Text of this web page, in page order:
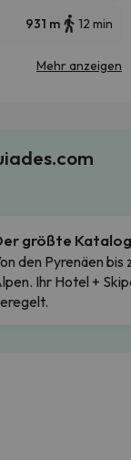
931 m 12 min
Mehr anzeigen
größte Katalog
den Pyrenäen bis
Ihr Hotel +